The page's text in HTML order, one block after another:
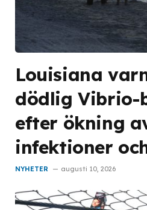
Louisiana
dödlig Vibrio-
efter ökning
infektioner
NYHETER augusti 10, 2026